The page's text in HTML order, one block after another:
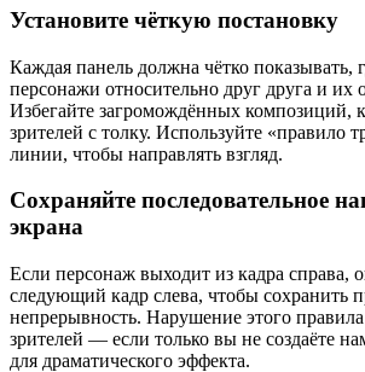
Установите чёткую постановку
Каждая панель должна чётко показывать,
персонажи относительно друг друга и их
Избегайте загромождённых композиций,
зрителей с толку. Используйте «правило
линии, чтобы направлять взгляд.
Сохраняйте последовательное
экрана
Если персонаж выходит из кадра справа,
следующий кадр слева, чтобы сохранить
непрерывность. Нарушение этого
зрителей — если только вы не создаёте
для драматического эффекта.